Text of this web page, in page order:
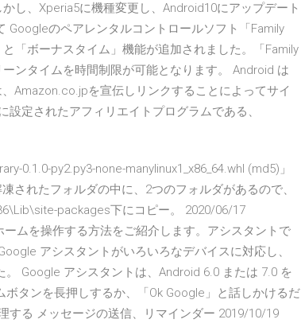
し、Xperia5に機種変更し、Android10にアップデート
Googleのペアレンタルコントロールソフト「Family
「ボーナスタイム」機能が追加されました。「Family
ンタイムを時間制限が可能となります。 Android は
Amazon.co.jpを宣伝しリンクすることによってサイ
定されたアフィリエイトプログラムである、
0.1.0-py2.py3-none-manylinux1_x86_64.whl (md5)」
されたフォルダの中に、2つのフォルダがあるので、
packages下にコピー。 2020/06/17
ムを操作する方法をご紹介します。アシスタントで
アシスタントがいろいろなデバイスに対応し、
Google アシスタントは、Android 6.0 または 7.0 を
タンを長押しするか、「Ok Google」と話しかけるだ
する メッセージの送信、リマインダー 2019/10/19